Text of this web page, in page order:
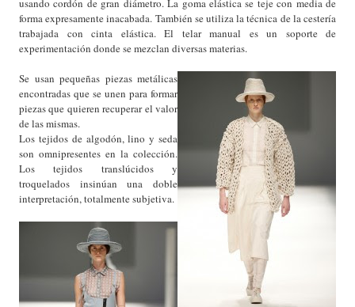
usando cordón de gran diámetro. La goma elástica se teje con media de
forma expresamente inacabada. También se utiliza la técnica de la cestería
trabajada con cinta elástica. El telar manual es un soporte de
experimentación donde se mezclan diversas materias.
Se usan pequeñas piezas metálicas
encontradas que se unen para formar
piezas que quieren recuperar el valor
de las mismas.
Los tejidos de algodón, lino y seda
son omnipresentes en la colección.
Los tejidos translúcidos y
troquelados insinúan una doble
interpretación, totalmente subjetiva.